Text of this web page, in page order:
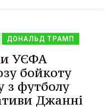
ДОНАЛЬД ТРАМП
УЄФА
бойкоту
з футболу
Джанні